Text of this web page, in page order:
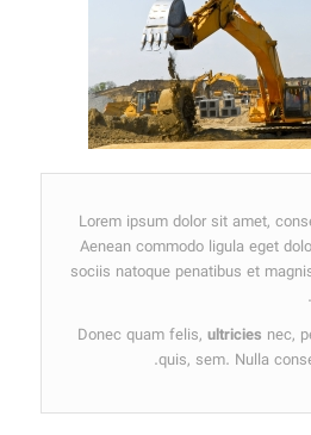
Lorem ipsum dolor sit amet,
Aenean commodo ligula eget
sociis natoque penatibus et
Donec quam felis,ultricies nec,
quis, sem. Nulla